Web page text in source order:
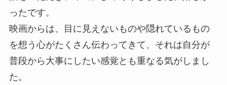
ったです。
映画からは、目に見えないものや隠れているもの
を想う心がたくさん伝わってきて、それは自分が
普段から大事にしたい感覚とも重なる気がしまし
た。